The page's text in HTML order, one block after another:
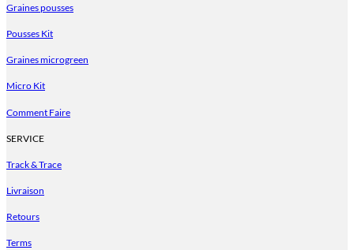
Graines pousses
Pousses Kit
Graines microgreen
Micro Kit
Comment Faire
SERVICE
Track & Trace
Livraison
Retours
Terms